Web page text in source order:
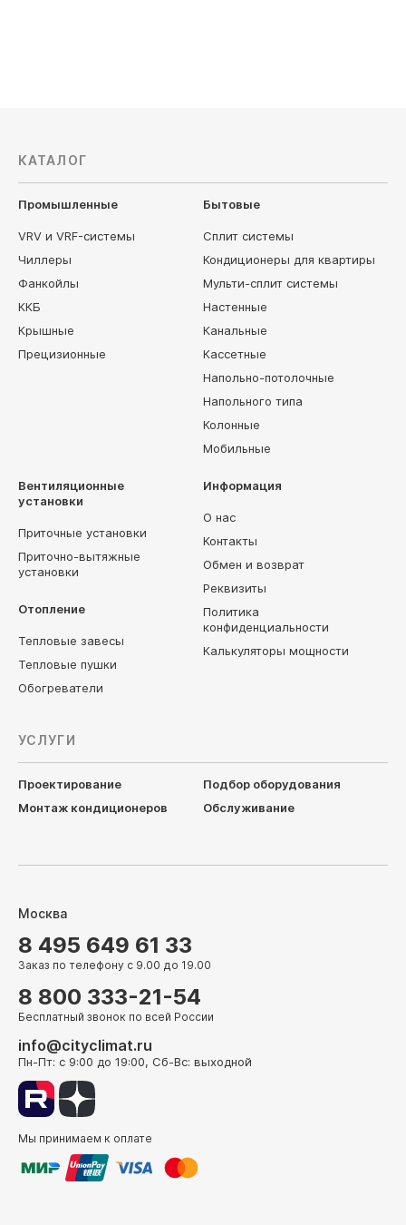
КАТАЛОГ
Промышленные
VRV и VRF-системы
Чиллеры
Фанкойлы
ККБ
Крышные
Прецизионные
Бытовые
Сплит системы
Кондиционеры для квартиры
Мульти-сплит системы
Настенные
Канальные
Кассетные
Напольно-потолочные
Напольного типа
Колонные
Мобильные
Вентиляционные
установки
Приточные установки
Приточно-вытяжные
установки
Отопление
Тепловые завесы
Тепловые пушки
Обогреватели
Информация
О нас
Контакты
Обмен и возврат
Реквизиты
Политика
конфиденциальности
Калькуляторы мощности
УСЛУГИ
Проектирование
Подбор оборудования
Монтаж кондиционеров
Обслуживание
Москва
8 495 649 61 33
Заказ по телефону с 9.00 до 19.00
8 800 333-21-54
Бесплатный звонок по всей России
info@cityclimat.ru
Пн-Пт: с 9:00 до 19:00, Сб-Вс: выходной
Мы принимаем к оплате